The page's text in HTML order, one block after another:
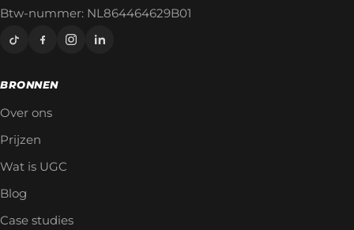
Btw-nummer: NL864464629B01
BRONNEN
Over ons
Prijzen
Wat is UGC
Blog
Case studies